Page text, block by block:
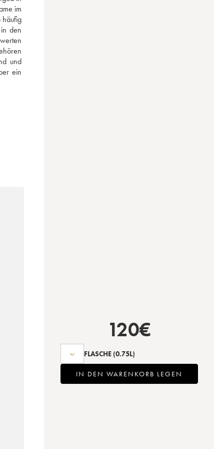
im
häufig
den
und
ein
120€
FLASCHE (0.75L)
IN DEN WARENKORB LEGEN